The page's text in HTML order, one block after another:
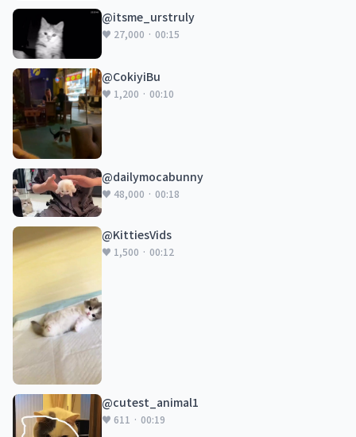
@itsme_urstruly
♥ 27,000 · 00:15
@CokiyiBu
♥ 1,200 · 00:10
@dailymocabunny
♥ 48,000 · 00:18
@KittiesVids
♥ 1,500 · 00:12
@cutest_animal1
♥ 611 · 00:19